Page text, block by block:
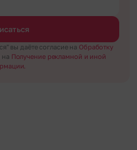
вы даёте согласие на Обработку
на Получение рекламной и иной